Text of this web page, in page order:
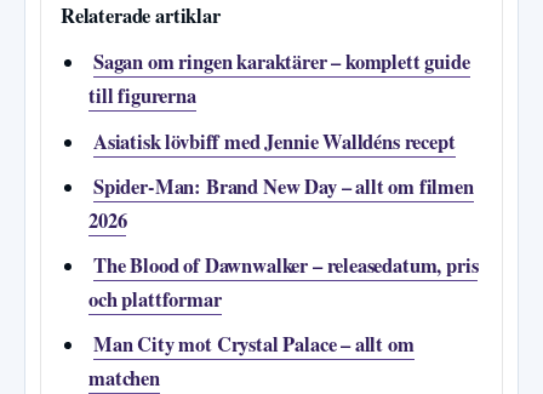
Relaterade artiklar
Sagan om ringen karaktärer – komplett guide
till figurerna
Asiatisk lövbiff med Jennie Walldéns recept
Spider-Man: Brand New Day – allt om filmen
2026
The Blood of Dawnwalker – releasedatum, pris
och plattformar
Man City mot Crystal Palace – allt om
matchen